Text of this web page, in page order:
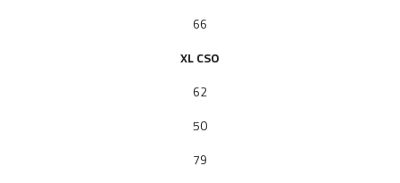
66
XLCSO
62
50
79